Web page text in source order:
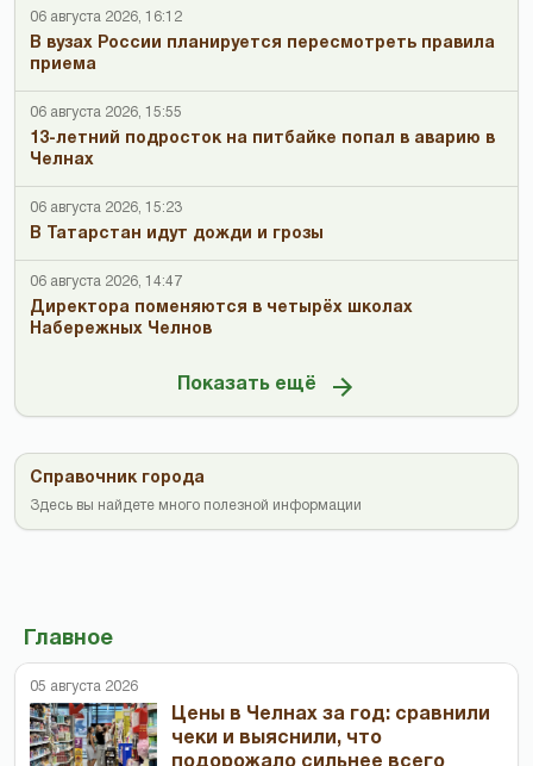
06 августа 2026, 16:12
В вузах России планируется пересмотреть правила
приема
06 августа 2026, 15:55
13-летний подросток на питбайке попал в аварию в
Челнах
06 августа 2026, 15:23
В Татарстан идут дожди и грозы
06 августа 2026, 14:47
Директора поменяются в четырёх школах
Набережных Челнов
Показать ещё
Справочник города
Здесь вы найдете много полезной информации
Главное
05 августа 2026
Цены в Челнах за год: сравнили
чеки и выяснили, что
подорожало сильнее всего